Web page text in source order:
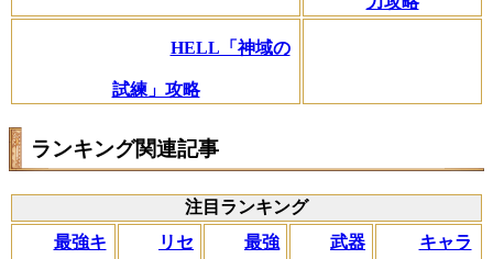
HELL「神域の
試練」攻略
ランキング関連記事
注目ランキング
最強キ
リセ
最強
武器
キャラ